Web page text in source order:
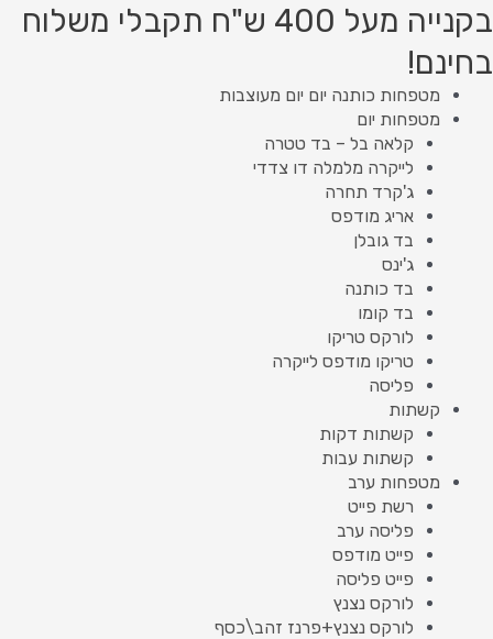
דילוג
לתוכן
בקנייה מעל 400 ש"ח תקבלי משלוח
בחינם!
מטפחות כותנה יום יום מעוצבות
מטפחות יום
קלאה בל – בד טטרה
לייקרה מלמלה דו צדדי
ג'קרד תחרה
אריג מודפס
בד גובלן
ג'ינס
בד כותנה
בד קומו
לורקס טריקו
טריקו מודפס לייקרה
פליסה
קשתות
קשתות דקות
קשתות עבות
מטפחות ערב
רשת פייט
פליסה ערב
פייט מודפס
פייט פליסה
לורקס נצנץ
לורקס נצנץ+פרנז זהב\כסף
Products
search
Products
search
כמות
של
טריקו